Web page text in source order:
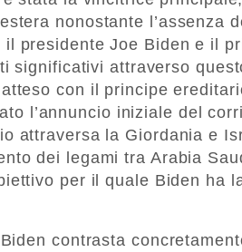
nonostante l’assenza
il presidente Joe Biden e il
significativi attraverso
con il principe
l’annuncio iniziale del
attraversa la Giordania e
dei legami tra Arabia
per il quale Biden ha
contrasta